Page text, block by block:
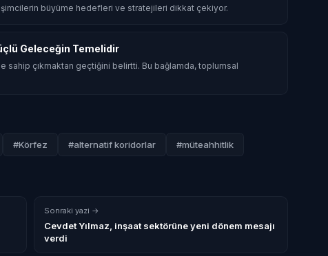
büyüme hedefleri ve stratejileri dikkat çekiyor.
Geleceğin Temelidir
sahip çıkmaktan geçtiğini belirtti. Bu bağlamda, toplumsal
#Körfez #alternatif koridorlar #müteahhitlik
Sonraki yazi →
Cevdet Yılmaz, inşaat sektörüne yeni dönem mesajı
verdi